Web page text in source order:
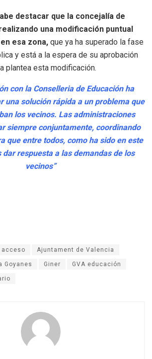
destacar que la concejalía de
una modificación puntual
esa zona, que ya ha superado la fase
y está a la espera de su aprobación
plantea esta modificación.
con la Conselleria de Educación ha
una solución rápida a un problema que
los vecinos. Las administraciones
siempre conjuntamente, coordinando
que entre todos, como ha sido en este
dar respuesta a las demandas de los
vecinos”
acceso Ajuntament de Valencia
Goyanes Giner GVA educación